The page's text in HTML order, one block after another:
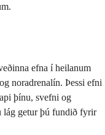
efna í heilanum
noradrenalín. Þessi efni
þínu, svefni og
lág getur þú fundið fyrir